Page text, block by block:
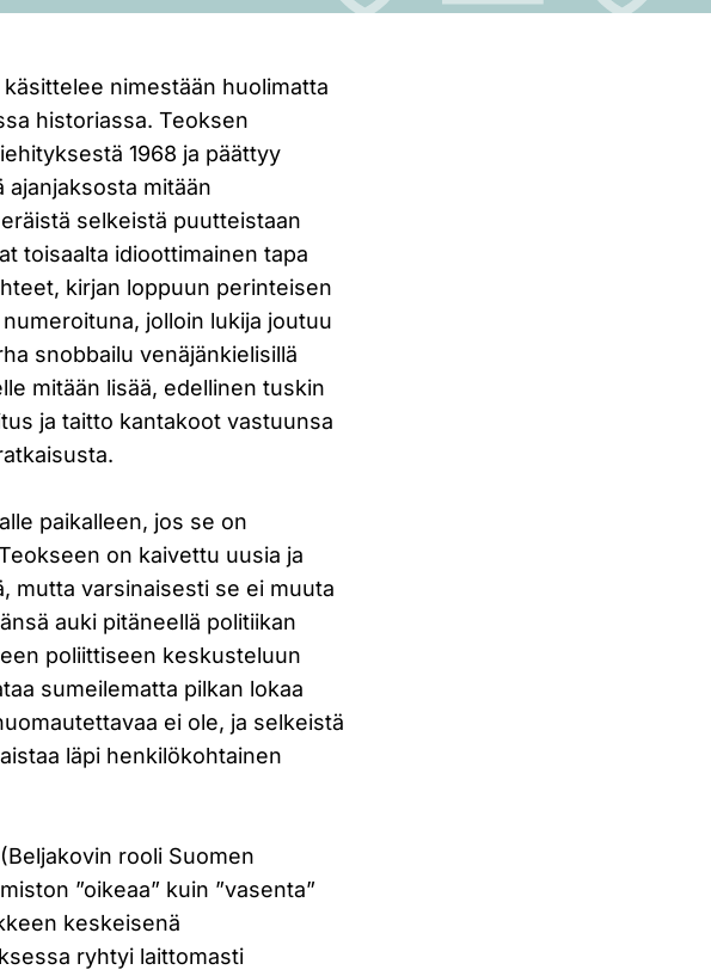
nimestään huolimatta
historiassa. Teoksen
1968 ja päättyy
ajanjaksosta mitään
selkeistä puutteistaan
toisaalta idioottimainen tapa
kirjan loppuun perinteisen
jolloin lukija joutuu
snobbailu venäjänkielisillä
mitään lisää, edellinen tuskin
ja taitto kantakoot vastuunsa
paikalleen, jos se on
on kaivettu uusia ja
mutta varsinaisesti se ei muuta
auki pitäneellä politiikan
poliittiseen keskusteluun
sumeilematta pilkan lokaa
ei ole, ja selkeistä
läpi henkilökohtainen
rooli Suomen
”oikeaa” kuin ”vasenta”
keskeisenä
ryhtyi laittomasti